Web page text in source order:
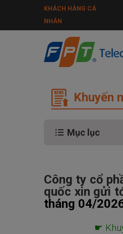
KHÁCH HÀNG CÁ
NHÂN
Khuyến
Mục lục
Công ty cổ
quốc xin gửi
tháng 04/
☛